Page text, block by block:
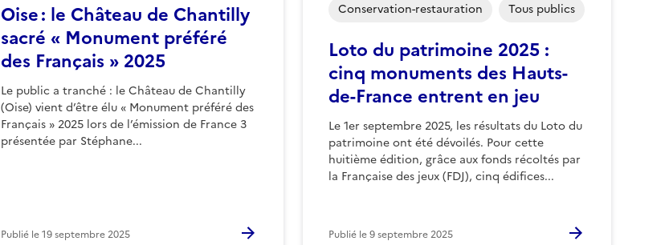
Oise : le Château de Chantilly
sacré « Monument préféré
des Français » 2025
Le public a tranché : le Château de Chantilly
(Oise) vient d’être élu « Monument préféré des
Français » 2025 lors de l’émission de France 3
présentée par Stéphane...
Publié le19 septembre 2025
Loto du patrimoine 2025 :
cinq monuments des Hauts-
de-France entrent en jeu
Le 1er septembre 2025, les résultats du Loto du
patrimoine ont été dévoilés. Pour cette
huitième édition, grâce aux fonds récoltés par
la Française des jeux (FDJ), cinq édifices...
Conservation-restauration Tous publics
Publié le9 septembre 2025